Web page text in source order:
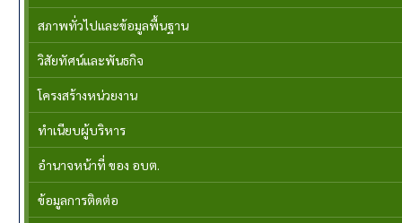
สภาพทั่วไปและข้อมูลพื้นฐาน
วิสัยทัศน์และพันธกิจ
โครงสร้างหน่วยงาน
ทำเนียบผู้บริหาร
อำนาจหน้าที่ ของ อบต.
ข้อมูลการติดต่อ